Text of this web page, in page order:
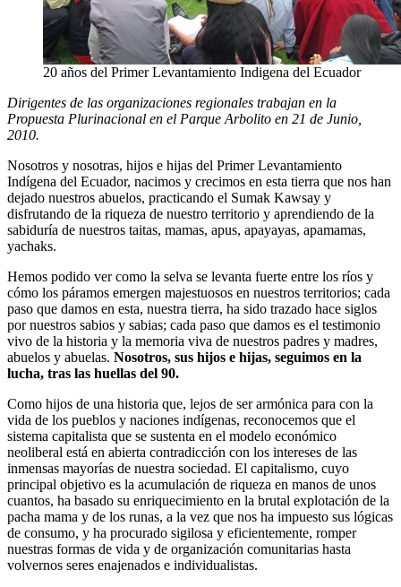
20 años del Primer Levantamiento Indigena del Ecuador
Dirigentes de las organizaciones regionales trabajan en la
Propuesta Plurinacional en el Parque Arbolito en 21 de Junio,
2010.
Nosotros y nosotras, hijos e hijas del Primer Levantamiento
Indígena del Ecuador, nacimos y crecimos en esta tierra que nos han
dejado nuestros abuelos, practicando el Sumak Kawsay y
disfrutando de la riqueza de nuestro territorio y aprendiendo de la
sabiduría de nuestros taitas, mamas, apus, apayayas, apamamas,
yachaks.
Hemos podido ver como la selva se levanta fuerte entre los ríos y
cómo los páramos emergen majestuosos en nuestros territorios; cada
paso que damos en esta, nuestra tierra, ha sido trazado hace siglos
por nuestros sabios y sabias; cada paso que damos es el testimonio
vivo de la historia y la memoria viva de nuestros padres y madres,
abuelos y abuelas. Nosotros, sus hijos e hijas, seguimos en la
lucha, tras las huellas del 90.
Como hijos de una historia que, lejos de ser armónica para con la
vida de los pueblos y naciones indígenas, reconocemos que el
sistema capitalista que se sustenta en el modelo económico
neoliberal está en abierta contradicción con los intereses de las
inmensas mayorías de nuestra sociedad. El capitalismo, cuyo
principal objetivo es la acumulación de riqueza en manos de unos
cuantos, ha basado su enriquecimiento en la brutal explotación de la
pacha mama y de los runas, a la vez que nos ha impuesto sus lógicas
de consumo, y ha procurado sigilosa y eficientemente, romper
nuestras formas de vida y de organización comunitarias hasta
volvernos seres enajenados e individualistas.